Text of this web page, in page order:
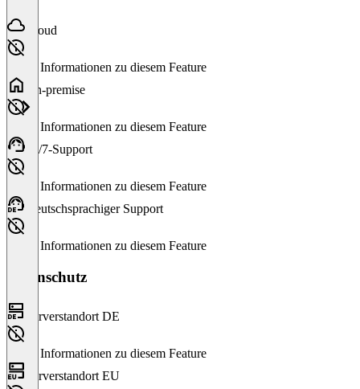
Cloud
Keine Informationen zu diesem Feature
On-premise
Keine Informationen zu diesem Feature
24/7-Support
Keine Informationen zu diesem Feature
Deutschsprachiger Support
Keine Informationen zu diesem Feature
Datenschutz
Serverstandort DE
Keine Informationen zu diesem Feature
Serverstandort EU